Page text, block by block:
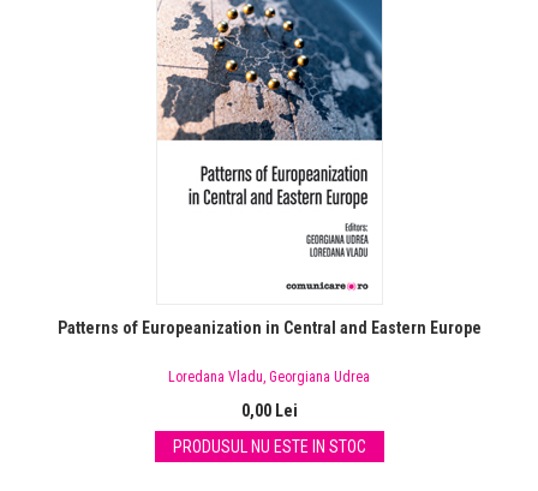
Patterns of Europeanization in Central and Eastern Europe
Loredana Vladu, Georgiana Udrea
0,00 Lei
PRODUSUL NU ESTE IN STOC